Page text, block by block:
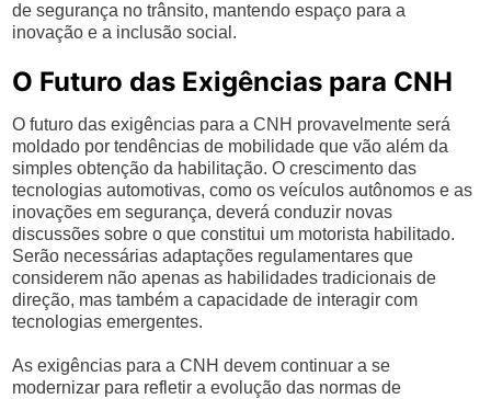
de segurança no trânsito, mantendo espaço para a
inovação e a inclusão social.
O Futuro das Exigências para CNH
O futuro das exigências para a CNH provavelmente será
moldado por tendências de mobilidade que vão além da
simples obtenção da habilitação. O crescimento das
tecnologias automotivas, como os veículos autônomos e as
inovações em segurança, deverá conduzir novas
discussões sobre o que constitui um motorista habilitado.
Serão necessárias adaptações regulamentares que
considerem não apenas as habilidades tradicionais de
direção, mas também a capacidade de interagir com
tecnologias emergentes.
As exigências para a CNH devem continuar a se
modernizar para refletir a evolução das normas de